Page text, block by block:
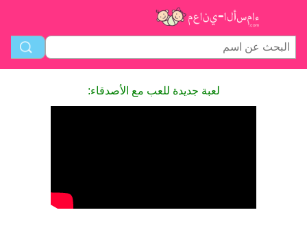
لعبة جديدة للعب مع الأصدقاء: